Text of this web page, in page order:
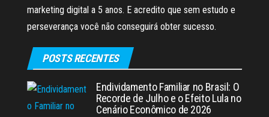
marketing digital a 5 anos. E acredito que sem estudo e
perseverança você não conseguirá obter sucesso.
POSTS RECENTES
Endividamento Familiar no Brasil: O
Recorde de Julho e o Efeito Lula no
Cenário Econômico de 2026